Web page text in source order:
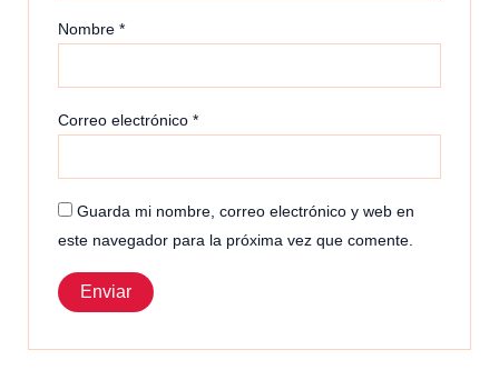
Nombre*
Correo electrónico*
Guarda mi nombre, correo electrónico y web en
este navegador para la próxima vez que comente.